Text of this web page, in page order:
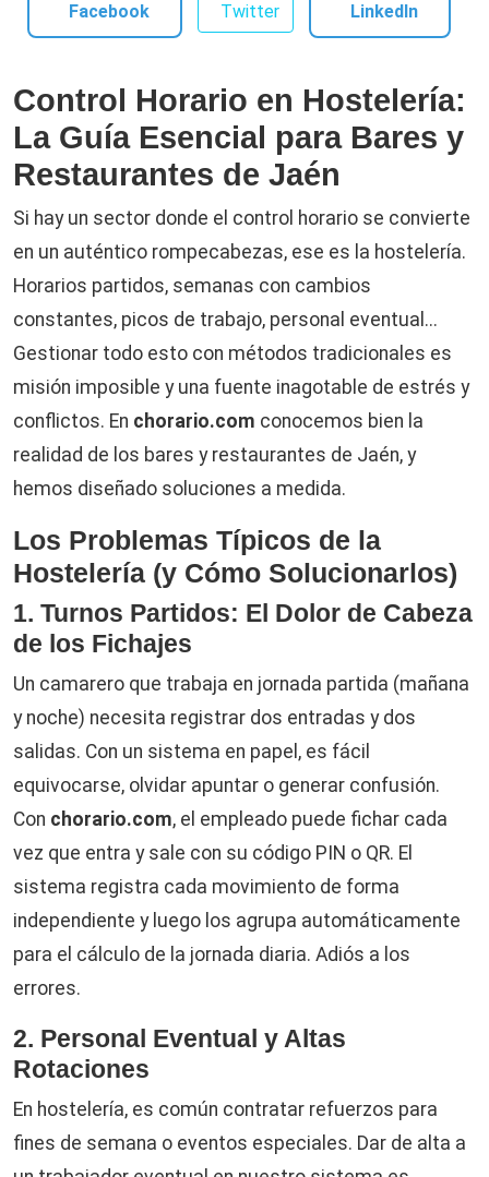
Facebook Twitter LinkedIn
Control Horario en Hostelería:
La Guía Esencial para Bares y
Restaurantes de Jaén
Si hay un sector donde el control horario se convierte
en un auténtico rompecabezas, ese es la hostelería.
Horarios partidos, semanas con cambios
constantes, picos de trabajo, personal eventual...
Gestionar todo esto con métodos tradicionales es
misión imposible y una fuente inagotable de estrés y
conflictos. En chorario.com conocemos bien la
realidad de los bares y restaurantes de Jaén, y
hemos diseñado soluciones a medida.
Los Problemas Típicos de la
Hostelería (y Cómo Solucionarlos)
1. Turnos Partidos: El Dolor de Cabeza
de los Fichajes
Un camarero que trabaja en jornada partida (mañana
y noche) necesita registrar dos entradas y dos
salidas. Con un sistema en papel, es fácil
equivocarse, olvidar apuntar o generar confusión.
Con chorario.com, el empleado puede fichar cada
vez que entra y sale con su código PIN o QR. El
sistema registra cada movimiento de forma
independiente y luego los agrupa automáticamente
para el cálculo de la jornada diaria. Adiós a los
errores.
2. Personal Eventual y Altas
Rotaciones
En hostelería, es común contratar refuerzos para
fines de semana o eventos especiales. Dar de alta a